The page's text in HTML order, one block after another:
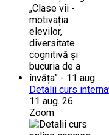
Detalii curs
11 aug. 26
Zoom